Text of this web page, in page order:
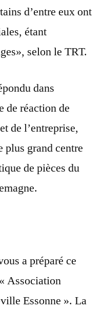
d’entre eux ont
étant
selon le TRT.
dans
de réaction de
de l’entreprise,
plus grand centre
de pièces du
a préparé ce
Association
Essonne ». La